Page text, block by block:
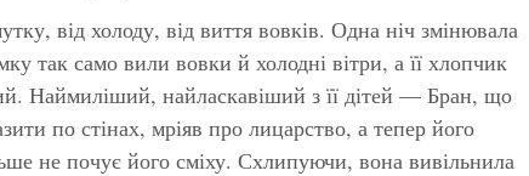
від холоду, від виття вовків. Одна ніч змінювала
так само вили вовки й холодні вітри, а її хлопчик
Наймиліший, найласкавіший з її дітей — Бран, що
по стінах, мріяв про лицарство, а тепер його
не почує його сміху. Схлипуючи, вона вивільнила